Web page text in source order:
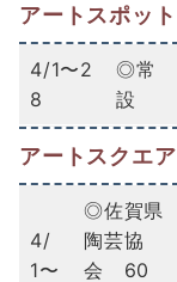
アートスポット
4/1〜2
8
◎常
設
アートスクエア
4/
1〜
◎佐賀県
陶芸協
会 60